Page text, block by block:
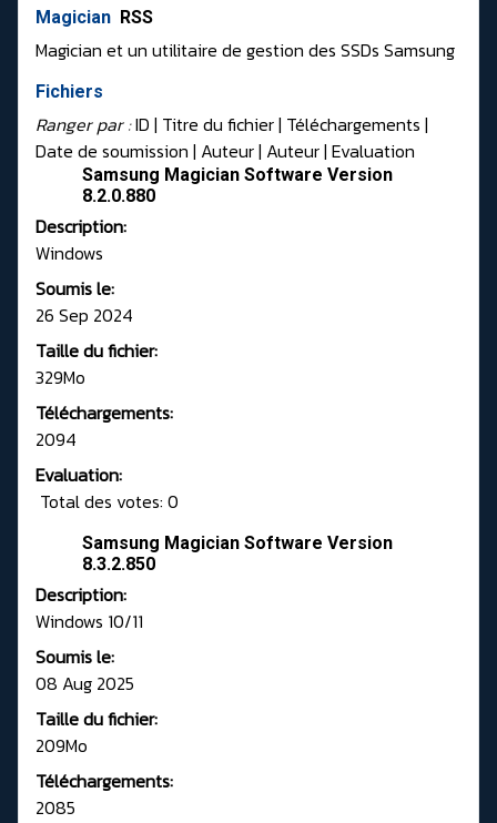
Magician RSS
Magician et un utilitaire de gestion des SSDs Samsung
Fichiers
Ranger par :ID | Titre du fichier | Téléchargements |
Date de soumission | Auteur| Auteur| Evaluation
Samsung Magician Software Version
8.2.0.880
Description:
Windows
Soumis le:
26 Sep 2024
Taille du fichier:
329Mo
Téléchargements:
2094
Evaluation:
Total des votes: 0
Samsung Magician Software Version
8.3.2.850
Description:
Windows 10/11
Soumis le:
08 Aug 2025
Taille du fichier:
209Mo
Téléchargements:
2085